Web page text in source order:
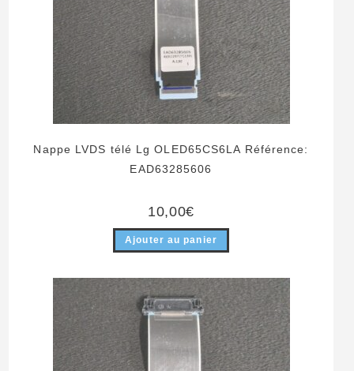
Nappe LVDS télé Lg OLED65CS6LA Référence:
EAD63285606
10,00€
Ajouter au panier